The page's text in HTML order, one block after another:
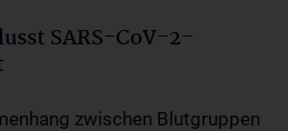
SARS-CoV-2-
zwischen Blutgruppen